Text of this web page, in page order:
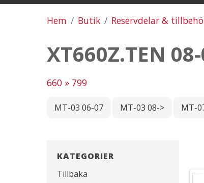
Hem Butik Reservdelar &
XT660Z.TEN
660 » 799
MT-03 06-07 MT-03 08-> MT-
KATEGORIER
Tillbaka